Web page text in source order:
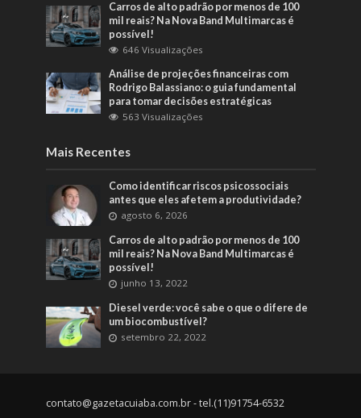
Carros de alto padrão por menos de 100
mil reais? Na Nova Band Multimarcas é
possível!
646 Visualizações
Análise de projeções financeiras com
Rodrigo Balassiano: o guia fundamental
para tomar decisões estratégicas
563 Visualizações
Mais Recentes
Como identificar riscos psicossociais
antes que eles afetem a produtividade?
agosto 6, 2026
Carros de alto padrão por menos de 100
mil reais? Na Nova Band Multimarcas é
possível!
junho 13, 2022
Diesel verde: você sabe o que o difere de
um biocombustível?
setembro 22, 2022
contato@gazetacuiaba.com.br- tel.(11)91754-6532